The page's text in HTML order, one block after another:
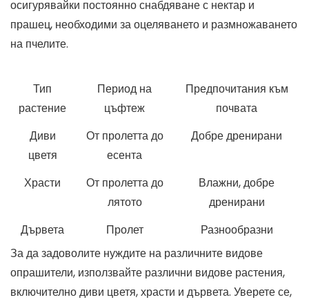
осигурявайки постоянно снабдяване с нектар и
прашец, необходими за оцеляването и размножаването
на пчелите.
Тип
растение
Период на
цъфтеж
Предпочитания към
почвата
Диви
цветя
От пролетта до
есента
Добре дренирани
Храсти
От пролетта до
лятото
Влажни, добре
дренирани
Дървета
Пролет
Разнообразни
За да задоволите нуждите на различните видове
опрашители, използвайте различни видове растения,
включително диви цветя, храсти и дървета. Уверете се,